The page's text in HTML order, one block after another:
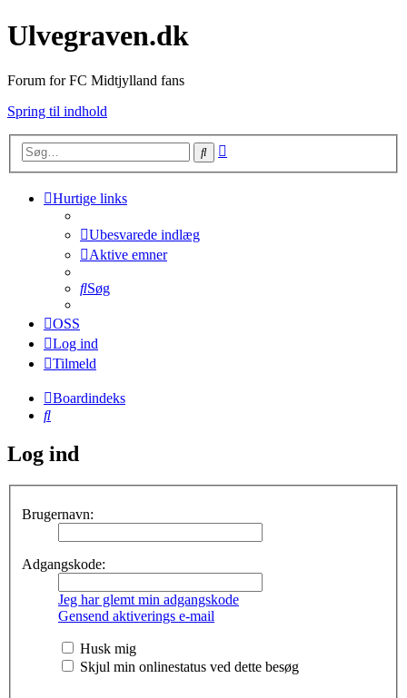
Ulvegraven.dk
Forum for FC Midtjylland fans
Spring til indhold
Søg
Hurtige links
Ubesvarede indlæg
Aktive emner
Søg
OSS
Log ind
Tilmeld
Boardindeks
Søg
Log ind
Brugernavn:
Adgangskode:
Jeg har glemt min adgangskode
Gensend aktiverings e-mail
Husk mig
Skjul min onlinestatus ved dette besøg